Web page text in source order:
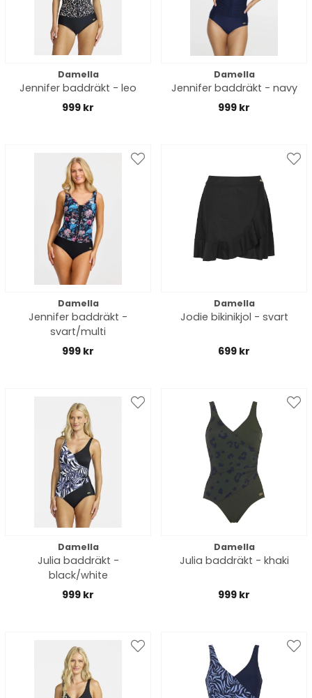
Damella
Jennifer baddräkt - leo
999 kr
Damella
Jennifer baddräkt - navy
999 kr
Damella
Jennifer baddräkt -
svart/multi
999 kr
Damella
Jodie bikinikjol - svart
699 kr
Damella
Julia baddräkt -
black/white
999 kr
Damella
Julia baddräkt - khaki
999 kr